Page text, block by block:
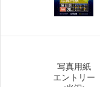
写真用紙
エントリー